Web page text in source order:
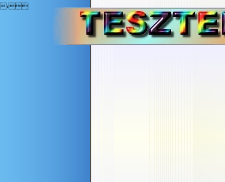
‹